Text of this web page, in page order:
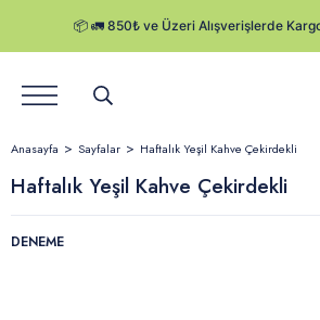
Hikayemiz
Satış Noktaları
Anasayfa Sayfalar Haftalık Yeşil Kahve Çekirdekli
Haftalık Yeşil Kahve Çekirdekli
DENEME